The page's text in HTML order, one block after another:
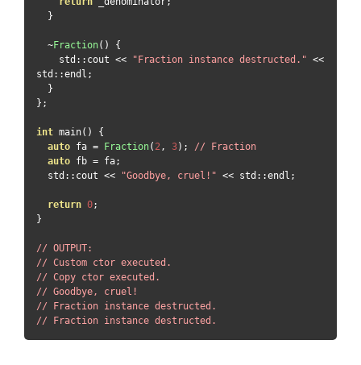
}
~Fraction()
{
    std
:: cout << "Fraction instance destructed." <<
std ::endl ;
}
};
int main()
{
auto fa = Fraction( 2 , 3);
// Fraction
auto fb = fa;
  std
:: cout << "Goodbye, cruel!" << std ::endl ;
return 0;
}
// OUTPUT:
// Custom ctor executed.
// Copy ctor executed.
// Goodbye, cruel!
// Fraction instance destructed.
// Fraction instance destructed.